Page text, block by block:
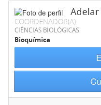
COORDENADOR(A)
CIÊNCIAS BIOLÓGICAS
Bioquímica